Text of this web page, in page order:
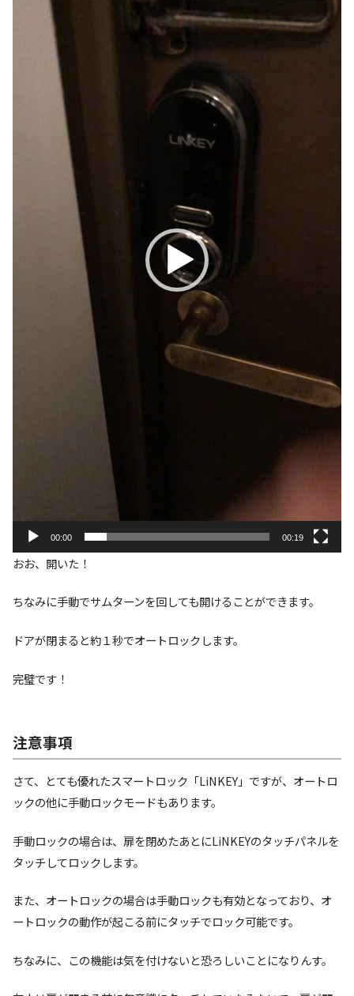
00:00 00:19
おお、開いた！
ちなみに手動でサムターンを回しても開けることができます。
ドアが閉まると約１秒でオートロックします。
完璧です！
注意事項
さて、とても優れたスマートロック「LiNKEY」ですが、オートロ
ックの他に手動ロックモードもあります。
手動ロックの場合は、扉を閉めたあとにLiNKEYのタッチパネルを
タッチしてロックします。
また、オートロックの場合は手動ロックも有効となっており、オ
ートロックの動作が起こる前にタッチでロック可能です。
ちなみに、この機能は気を付けないと恐ろしいことになりんす。